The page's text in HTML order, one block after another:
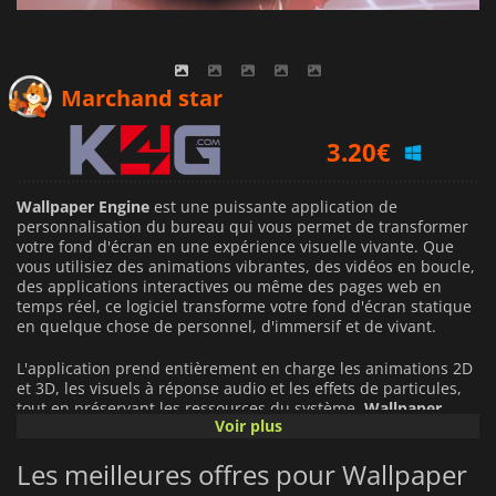
Marchand star
3.20€
3.49€
Wallpaper Engine est une puissante application de
personnalisation du bureau qui vous permet de transformer
votre fond d'écran en une expérience visuelle vivante. Que
vous utilisiez des animations vibrantes, des vidéos en boucle,
des applications interactives ou même des pages web en
temps réel, ce logiciel transforme votre fond d'écran statique
en quelque chose de personnel, d'immersif et de vivant.
L'application prend entièrement en charge les animations 2D
et 3D, les visuels à réponse audio et les effets de particules,
tout en préservant les ressources du système. Wallpaper
met intelligemment en pause ou réduit l'utilisation
applications en plein écran, ce qui garantit des performances
fluides et sans interruption.
Voir plus
Les meilleures offres pour Wallpaper